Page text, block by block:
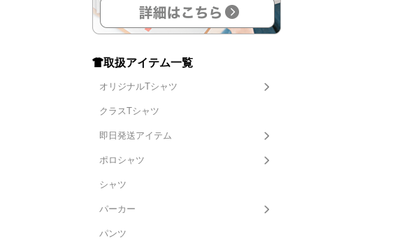
取扱アイテム一覧
オリジナルTシャツ
クラスTシャツ
即日発送アイテム
ポロシャツ
シャツ
パーカー
パンツ